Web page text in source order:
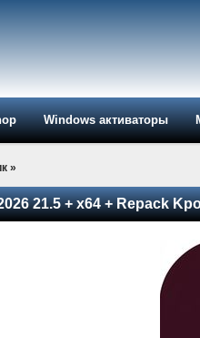
Windows активаторы
»
21.5 + x64 + Repack